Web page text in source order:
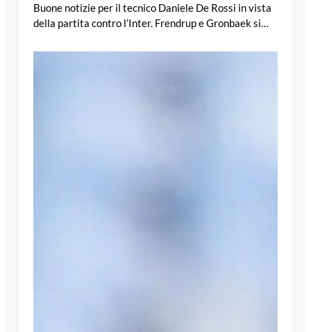
Buone notizie per il tecnico Daniele De Rossi in vista
della partita contro l’Inter. Frendrup e Gronbaek si…